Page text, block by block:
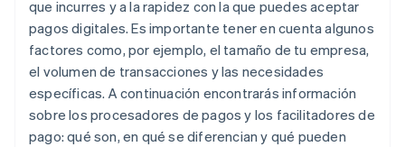
que incurres y a la rapidez con la que puedes aceptar
pagos digitales. Es importante tener en cuenta algunos
factores como, por ejemplo, el tamaño de tu empresa,
el volumen de transacciones y las necesidades
específicas. A continuación encontrarás información
sobre los procesadores de pagos y los facilitadores de
pago: qué son, en qué se diferencian y qué pueden